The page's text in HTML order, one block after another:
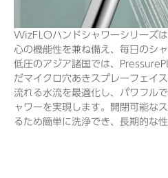
WizFLOハンドシャワーシリーズ
心の機能性を兼ね備え、毎日のシ
低圧のアジア諸国では、
だマイクロ穴あきスプレーフェイ
流れる水流を最適化し、パワフル
ャワーを実現します。開閉可能な
るため簡単に洗浄でき、長期的な